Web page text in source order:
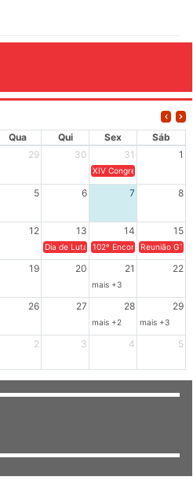
Qua Qui Sex
Sáb
29 30 31 1
XIV Congresso Brasileiro
5 6 7 8
12 13 14 15
Dia de Luta em Defesa de Cuba e da
102º Encontro da
Reunião
19 20 21 22
mais +3
26 27 28 29
mais +2 mais +3
2 3 4 5